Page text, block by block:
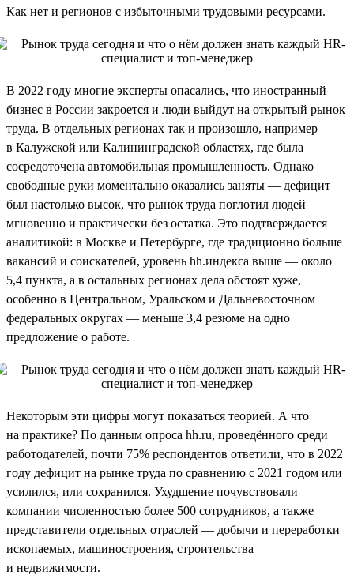
Как нет и регионов с избыточными трудовыми ресурсами.
В 2022 году многие эксперты опасались, что иностранный
бизнес в России закроется и люди выйдут на открытый рынок
труда. В отдельных регионах так и произошло, например
в Калужской или Калининградской областях, где была
сосредоточена автомобильная промышленность. Однако
свободные руки моментально оказались заняты — дефицит
был настолько высок, что рынок труда поглотил людей
мгновенно и практически без остатка. Это подтверждается
аналитикой: в Москве и Петербурге, где традиционно больше
вакансий и соискателей, уровень hh.индекса выше — около
5,4 пункта, а в остальных регионах дела обстоят хуже,
особенно в Центральном, Уральском и Дальневосточном
федеральных округах — меньше 3,4 резюме на одно
предложение о работе.
Некоторым эти цифры могут показаться теорией. А что
на практике? По данным опроса hh.ru, проведённого среди
работодателей, почти 75% респондентов ответили, что в 2022
году дефицит на рынке труда по сравнению с 2021 годом или
усилился, или сохранился. Ухудшение почувствовали
компании численностью более 500 сотрудников, а также
представители отдельных отраслей — добычи и переработки
ископаемых, машиностроения, строительства
и недвижимости.